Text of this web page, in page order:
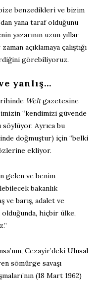
benzedikleri ve bizim
yana taraf olduğunu
yazarının uzun yıllar
açıklamaya çalıştığı
görebiliyoruz.
yanlış…
Weltgazetesine
“kendimizi güvende
Ayrıca bu
doğmuştur) için “belki
ekliyor.
gelen ve benim
bakanlık
ve barış, adalet ve
hiçbir ülke,
Cezayir’deki Ulusal
sömürge savaşı
(18 Mart 1962)